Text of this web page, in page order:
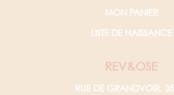
MON PANIER
LISTE DE NAISSANCE
REV&OSE
RUE DE GRANDVOIR,